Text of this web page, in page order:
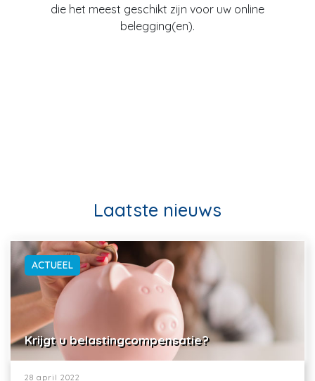
die het meest geschikt zijn voor uw online
belegging(en).
Laatste nieuws
ACTUEEL
Krijgt u belastingcompensatie?
28 april 2022